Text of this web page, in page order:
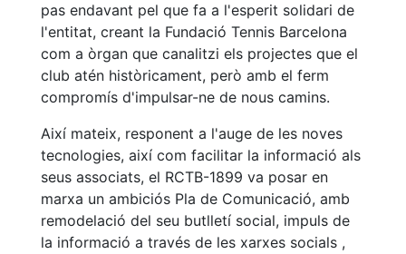
pas endavant pel que fa a l'esperit solidari de
l'entitat, creant la Fundació Tennis Barcelona
com a òrgan que canalitzi els projectes que el
club atén històricament, però amb el ferm
compromís d'impulsar-ne de nous camins.
Així mateix, responent a l'auge de les noves
tecnologies, així com facilitar la informació als
seus associats, el RCTB-1899 va posar en
marxa un ambiciós Pla de Comunicació, amb
remodelació del seu butlletí social, impuls de
la informació a través de les xarxes socials ,